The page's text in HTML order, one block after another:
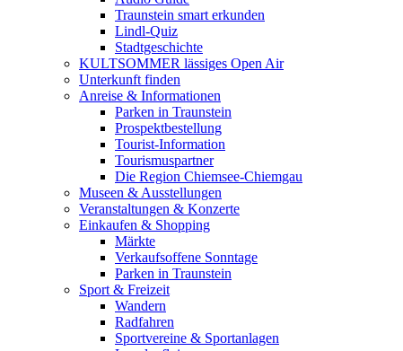
Traunstein smart erkunden
Lindl-Quiz
Stadtgeschichte
KULTSOMMER lässiges Open Air
Unterkunft finden
Anreise & Informationen
Parken in Traunstein
Prospektbestellung
Tourist-Information
Tourismuspartner
Die Region Chiemsee-Chiemgau
Museen & Ausstellungen
Veranstaltungen & Konzerte
Einkaufen & Shopping
Märkte
Verkaufsoffene Sonntage
Parken in Traunstein
Sport & Freizeit
Wandern
Radfahren
Sportvereine & Sportanlagen